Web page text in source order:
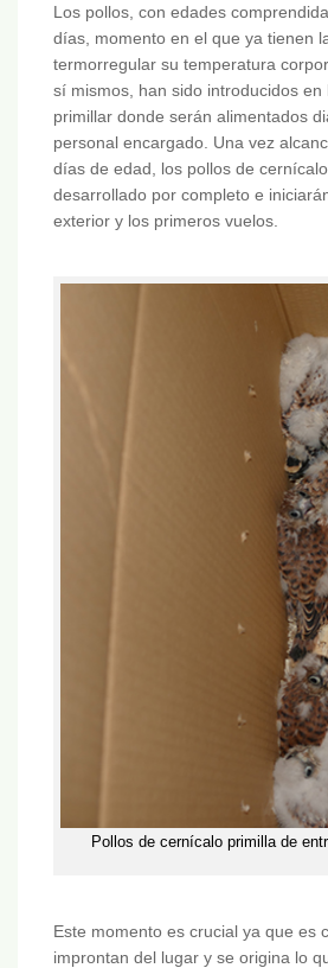
Los pollos, con edades
días, momento en el que ya tienen
termorregular su temperatura
sí mismos, han sido introducidos en
primillar donde serán alimentados
personal encargado. Una vez
días de edad, los pollos de
desarrollado por completo e
exterior y los primeros vuelos.
Pollos de cernícalo primilla de
Este momento es crucial ya que es
improntan del lugar y se origina lo